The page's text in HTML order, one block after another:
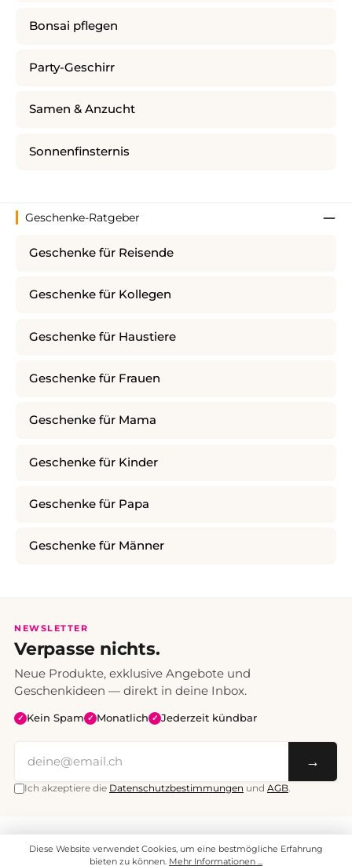
Bonsai pflegen
Party-Geschirr
Samen & Anzucht
Sonnenfinsternis
Geschenke-Ratgeber
Geschenke für Reisende
Geschenke für Kollegen
Geschenke für Haustiere
Geschenke für Frauen
Geschenke für Mama
Geschenke für Kinder
Geschenke für Papa
Geschenke für Männer
NEWSLETTER
Verpasse nichts.
Neue Produkte, exklusive Angebote und
Geschenkideen — direkt in deine Inbox.
✓ Kein Spam ✓ Monatlich ✓ Jederzeit kündbar
→
Ich akzeptiere die Datenschutzbestimmungen und AGB.
versandkostenfrei.
© 2008 - 2026 enjoymedia.ch - Alle Rechte vorbehalten.
Diese Website verwendet Cookies, um eine bestmögliche Erfahrung
bieten zu können. Mehr Informationen ...